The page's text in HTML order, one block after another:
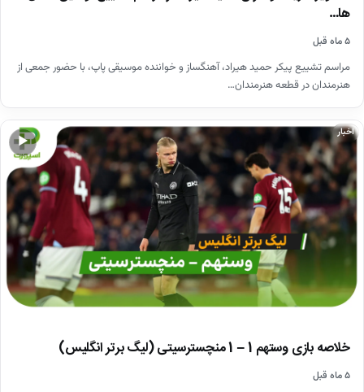
ها…
۵ ماه قبل
مراسم تشییع پیکر حمید هیراد، آهنگساز و خواننده موسیقی پاپ، با حضور جمعی از
هنرمندان در قطعه هنرمندان…
▶
اخبار
خلاصه بازی وستهم 1 – 1 منچسترسیتی (لیگ برتر انگلیس)
۵ ماه قبل